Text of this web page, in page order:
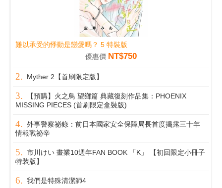
難以承受的悸動是戀愛嗎？ 5 特裝版
優惠價 NT$750
Myther 2【首刷限定版】
【預購】火之鳥 望鄉篇 典藏復刻作品集：PHOENIX
MISSING PIECES (首刷限定盒裝版)
外事警察祕錄：前日本國家安全保障局長首度揭露三十年
情報戰祕辛
市川けい 畫業10週年FAN BOOK 「K」 【初回限定小冊子
特装版】
我們是特殊清潔師4